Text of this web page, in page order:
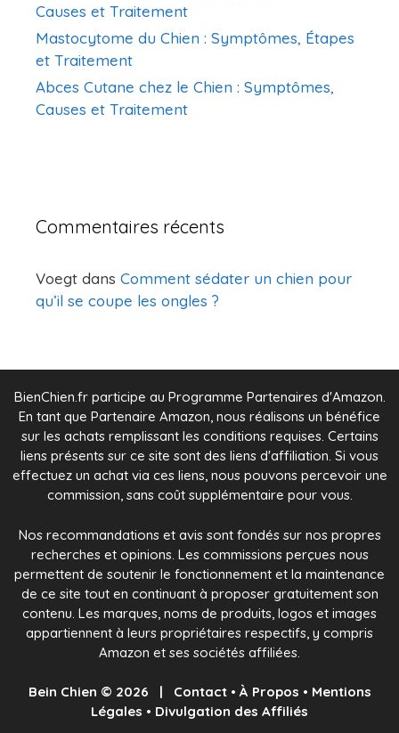
Causes et Traitement
Mastocytome du Chien : Symptômes, Étapes
et Traitement
Abces Cutane chez le Chien : Symptômes,
Causes et Traitement
Commentaires récents
Voegt dans Comment sédater un chien pour
qu’il se coupe les ongles ?
BienChien.fr participe au Programme Partenaires d'Amazon.
En tant que Partenaire Amazon, nous réalisons un bénéfice
sur les achats remplissant les conditions requises. Certains
liens présents sur ce site sont des liens d'affiliation. Si vous
effectuez un achat via ces liens, nous pouvons percevoir une
commission, sans coût supplémentaire pour vous.
Nos recommandations et avis sont fondés sur nos propres
recherches et opinions. Les commissions perçues nous
permettent de soutenir le fonctionnement et la maintenance
de ce site tout en continuant à proposer gratuitement son
contenu. Les marques, noms de produits, logos et images
appartiennent à leurs propriétaires respectifs, y compris
Amazon et ses sociétés affiliées.
Bein Chien © 2026 | Contact•À Propos • Mentions
Légales • Divulgation des Affiliés